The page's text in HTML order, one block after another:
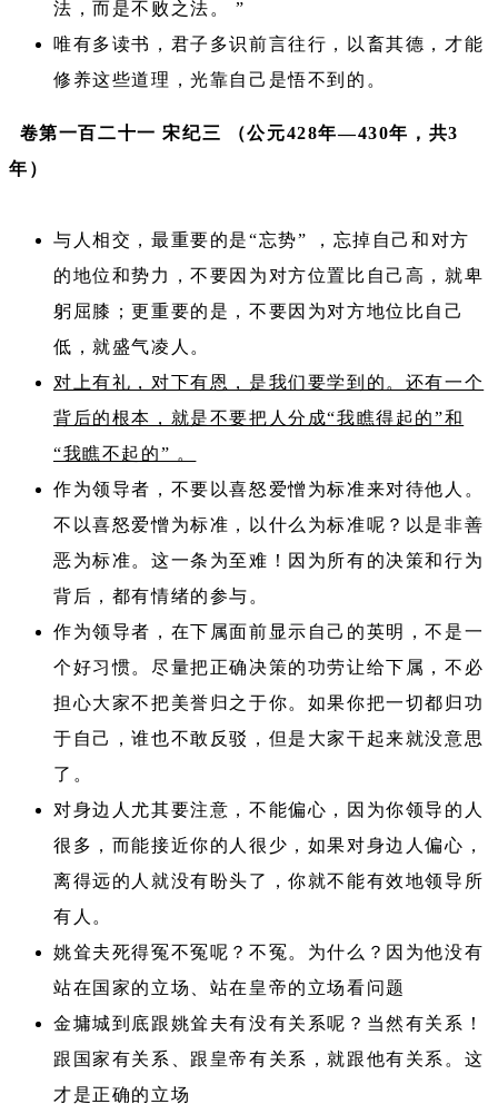
法，而是不败之法。 ”
唯有多读书，君子多识前言往行，以畜其德，才能
修养这些道理，光靠自己是悟不到的。
卷第一百二十一 宋纪三 （公元428年—430年，共3
年）
与人相交，最重要的是“忘势” ，忘掉自己和对方
的地位和势力，不要因为对方位置比自己高，就卑
躬屈膝；更重要的是，不要因为对方地位比自己
低，就盛气凌人。
对上有礼，对下有恩，是我们要学到的。还有一个
背后的根本，就是不要把人分成“我瞧得起的”和
“我瞧不起的” 。
作为领导者，不要以喜怒爱憎为标准来对待他人。
不以喜怒爱憎为标准，以什么为标准呢？以是非善
恶为标准。这一条为至难！因为所有的决策和行为
背后，都有情绪的参与。
作为领导者，在下属面前显示自己的英明，不是一
个好习惯。尽量把正确决策的功劳让给下属，不必
担心大家不把美誉归之于你。如果你把一切都归功
于自己，谁也不敢反驳，但是大家干起来就没意思
了。
对身边人尤其要注意，不能偏心，因为你领导的人
很多，而能接近你的人很少，如果对身边人偏心，
离得远的人就没有盼头了，你就不能有效地领导所
有人。
姚耸夫死得冤不冤呢？不冤。为什么？因为他没有
站在国家的立场、站在皇帝的立场看问题
金墉城到底跟姚耸夫有没有关系呢？当然有关系！
跟国家有关系、跟皇帝有关系，就跟他有关系。这
才是正确的立场